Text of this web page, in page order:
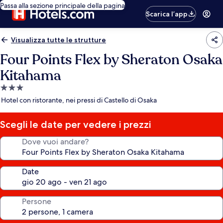
Passa alla sezione principale della pagina
Scarica l’app
Visualizza tutte le strutture
Four Points Flex by Sheraton Osaka
Kitahama
Struttura
a
stelle
Hotel con ristorante, nei pressi di Castello di Osaka
Scegli le date per vedere i prezzi
Dove vuoi andare?
Date
Persone